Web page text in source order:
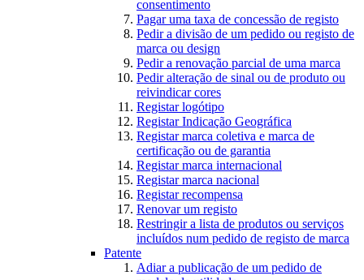
consentimento
Pagar uma taxa de concessão de registo
Pedir a divisão de um pedido ou registo de
marca ou design
Pedir a renovação parcial de uma marca
Pedir alteração de sinal ou de produto ou
reivindicar cores
Registar logótipo
Registar Indicação Geográfica
Registar marca coletiva e marca de
certificação ou de garantia
Registar marca internacional
Registar marca nacional
Registar recompensa
Renovar um registo
Restringir a lista de produtos ou serviços
incluídos num pedido de registo de marca
Patente
Adiar a publicação de um pedido de